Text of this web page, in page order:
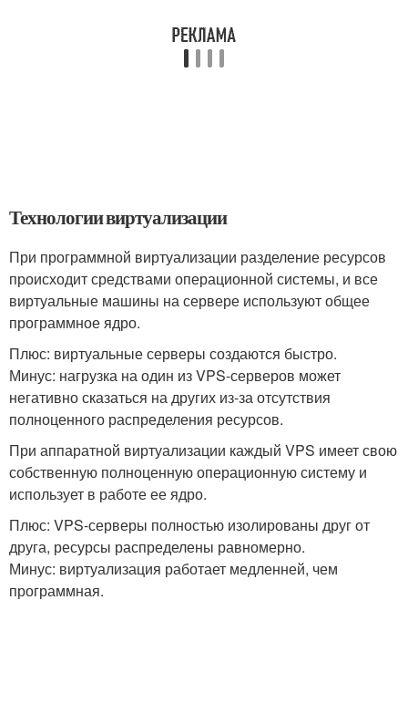
Технологии виртуализации
При программной виртуализации разделение ресурсов
происходит средствами операционной системы, и все
виртуальные машины на сервере используют общее
программное ядро.
Плюс: виртуальные серверы создаются быстро.
Минус: нагрузка на один из VPS-серверов может
негативно сказаться на других из-за отсутствия
полноценного распределения ресурсов.
При аппаратной виртуализации каждый VPS имеет свою
собственную полноценную операционную систему и
использует в работе ее ядро.
Плюс: VPS-серверы полностью изолированы друг от
друга, ресурсы распределены равномерно.
Минус: виртуализация работает медленней, чем
программная.